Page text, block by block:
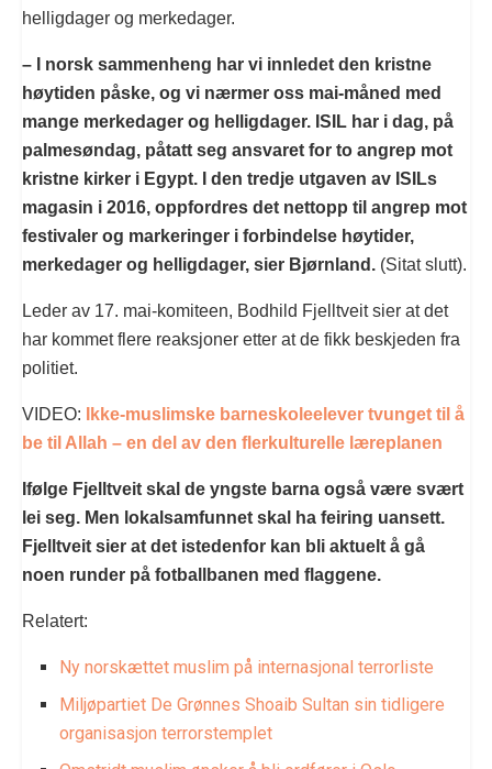
helligdager og merkedager.
– I norsk sammenheng har vi innledet den kristne
høytiden påske, og vi nærmer oss mai-måned med
mange merkedager og helligdager. ISIL har i dag, på
palmesøndag, påtatt seg ansvaret for to angrep mot
kristne kirker i Egypt. I den tredje utgaven av ISILs
magasin i 2016, oppfordres det nettopp til angrep mot
festivaler og markeringer i forbindelse høytider,
merkedager og helligdager, sier Bjørnland. (Sitat slutt).
Leder av 17. mai-komiteen, Bodhild Fjelltveit sier at det
har kommet flere reaksjoner etter at de fikk beskjeden fra
politiet.
VIDEO:
Ikke-muslimske barneskoleelever tvunget til å
be til Allah – en del av den flerkulturelle læreplanen
Ifølge Fjelltveit skal de yngste barna også være svært
lei seg. Men lokalsamfunnet skal ha feiring uansett.
Fjelltveit sier at det istedenfor kan bli aktuelt å gå
noen runder på fotballbanen med flaggene.
Relatert:
Ny norskættet muslim på internasjonal terrorliste
Miljøpartiet De Grønnes Shoaib Sultan sin tidligere
organisasjon terrorstemplet